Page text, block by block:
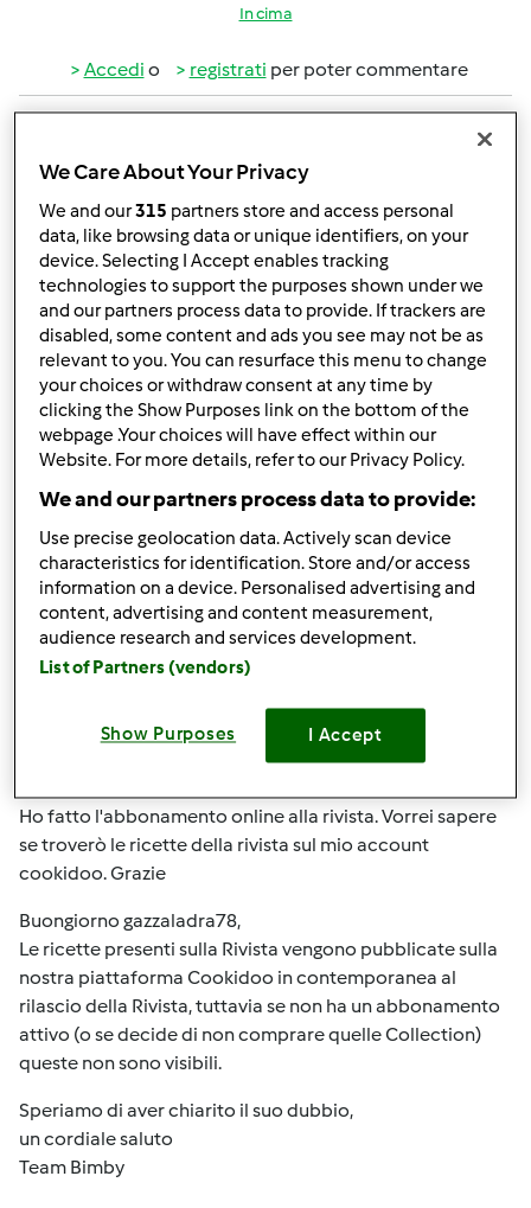
In cima
Accedi o registrati per poter commentare
Lun, 09/25/2017 - 13:15
buongiorno, ricevo la rivista bimby a casa, ma c'è la
possibilità di accedere alle ricette anche online, cosi da
non dovere conservare il cartaceo?
grazie in anticipo
In cima
Accedio registratiper poter commentare
Team Bimby Iscritto : 11.12.2009
Ho fatto l'abbonamento online alla rivista. Vorrei sapere
se troverò le ricette della rivista sul mio account
cookidoo. Grazie
Buongiorno gazzaladra78,
Le ricette presenti sulla Rivista vengono pubblicate sulla
nostra piattaforma Cookidoo in contemporanea al
rilascio della Rivista, tuttavia se non ha un abbonamento
attivo (o se decide di non comprare quelle Collection)
queste non sono visibili.
Speriamo di aver chiarito il suo dubbio,
un cordiale saluto
Team Bimby
We Care About Your Privacy
We and our315 partners store and access personal
data, like browsing data or unique identifiers, on your
device. Selecting I Accept enables tracking
technologies to support the purposes shown under we
and our partners process data to provide. If trackers are
disabled, some content and ads you see may not be as
relevant to you. You can resurface this menu to change
your choices or withdraw consent at any time by
clicking the Show Purposes link on the bottom of the
webpage .Your choices will have effect within our
Website. For more details, refer to our Privacy Policy.
We and our partners process data to provide:
Use precise geolocation data. Actively scan device
characteristics for identification. Store and/or access
information on a device. Personalised advertising and
content, advertising and content measurement,
audience research and services development.
List of Partners (vendors)
Show Purposes I Accept